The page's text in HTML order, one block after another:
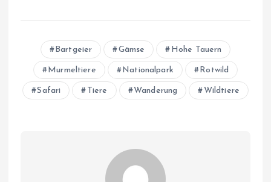
Bartgeier Gämse Hohe Tauern
Murmeltiere Nationalpark Rotwild
Safari Tiere Wanderung Wildtiere